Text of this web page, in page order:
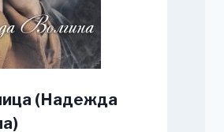
(Надежда